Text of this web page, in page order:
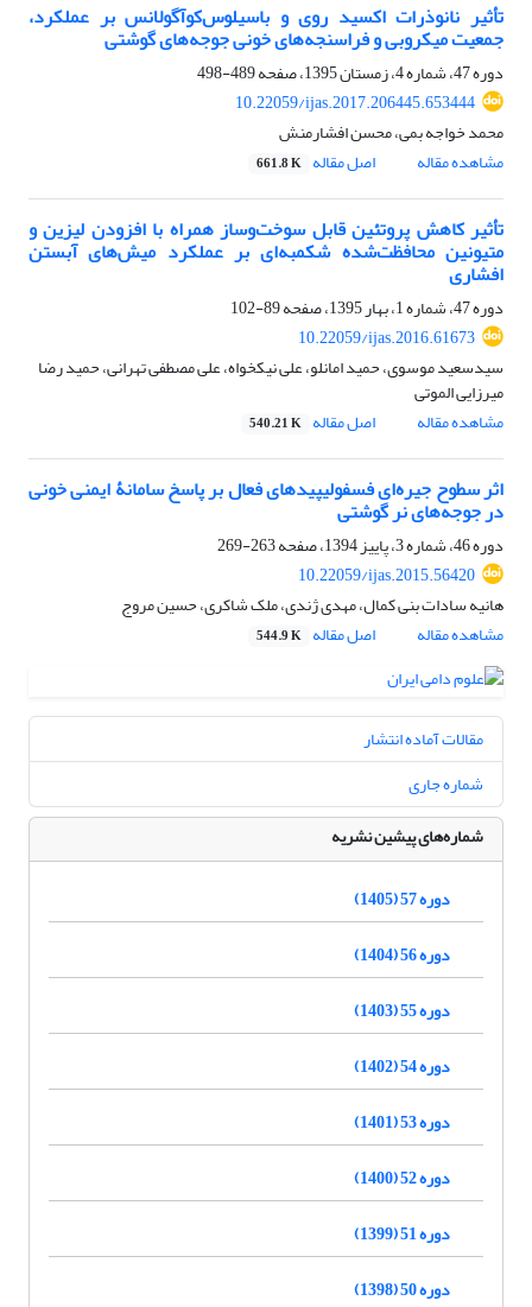
تأثیر نانوذرات اکسید روی و باسیلوس‌کوآگولانس بر عملکرد،
جمعیت میکروبی و فراسنجه‌های خونی جوجه‌های گوشتی
دوره 47، شماره 4، زمستان 1395، صفحه
489-498
10.22059/ijas.2017.206445.653444
محمد خواجه بمی، محسن افشارمنش
مشاهده مقاله
اصل مقاله 661.8 K
تأثیر کاهش پروتئین قابل سوخت‌وساز همراه با افزودن لیزین و
متیونین محافظت‌شده شکمبه‌ای بر عملکرد میش‌های آبستن
افشاری
دوره 47، شماره 1، بهار 1395، صفحه
89-102
10.22059/ijas.2016.61673
سیدسعید موسوی، حمید امانلو، علی نیکخواه، علی مصطفی تهرانی، حمید رضا
میرزایی الموتی
مشاهده مقاله
اصل مقاله 540.21 K
اثر سطوح جیره‌ای فسفولیپیدهای فعال بر پاسخ سامانۀ ایمنی خونی
در جوجه‌های نر گوشتی
دوره 46، شماره 3، پاییز 1394، صفحه
263-269
10.22059/ijas.2015.56420
هانیه سادات بنی کمال، مهدی ژندی، ملک شاکری، حسین مروج
مشاهده مقاله
اصل مقاله 544.9 K
مقالات آماده انتشار
شماره جاری
شماره‌های پیشین نشریه
دوره 57 (1405)
دوره 56 (1404)
دوره 55 (1403)
دوره 54 (1402)
دوره 53 (1401)
دوره 52 (1400)
دوره 51 (1399)
دوره 50 (1398)